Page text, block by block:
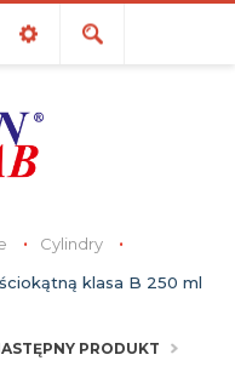
Cylindry
klasa B 250 ml
PRODUKT